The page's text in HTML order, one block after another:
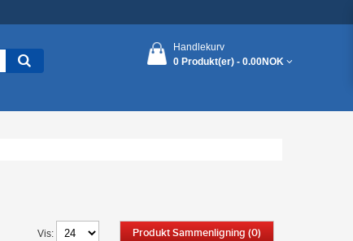
Handlekurv
0 Produkt(er) - 0.00NOK
Produkt Sammenligning (0)
Vis: